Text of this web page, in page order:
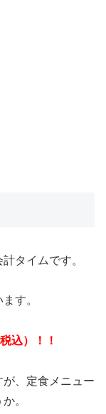
タイムです。
す。
込）！！
、定食メニュー
。